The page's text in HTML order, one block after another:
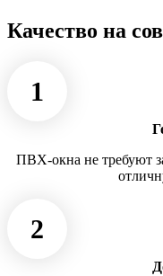
Качество на
1
ПВХ-окна не требуют
2